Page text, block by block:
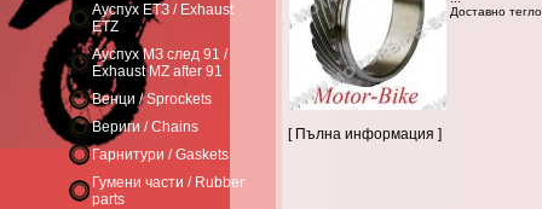
Ауспух ЕТЗ / Exhaust
ETZ
Ауспух МЗ след 91 /
Exhaust MZ after 91
Венци / Sprockets
Вериги / Chains
Гарнитури / Gaskets
Гумени части / Rubber
parts
Доставно
[ Пълна информация ]